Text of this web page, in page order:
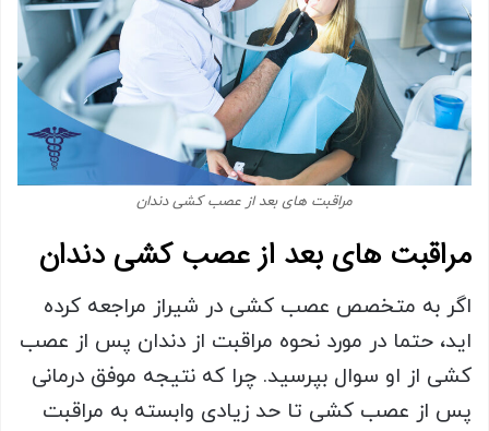
مراقبت های بعد از عصب کشی دندان
مراقبت های بعد از عصب کشی دندان
اگر به متخصص عصب کشی در شیراز مراجعه کرده
اید، حتما در مورد نحوه مراقبت از دندان پس از عصب
کشی از او سوال بپرسید. چرا که نتیجه موفق درمانی
پس از عصب کشی تا حد زیادی وابسته به مراقبت